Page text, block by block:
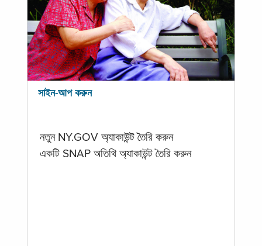
সাইন-আপ করুন
নতুন NY.GOV অ্যাকাউন্ট তৈরি করুন
একটি SNAP অতিথি অ্যাকাউন্ট তৈরি করুন